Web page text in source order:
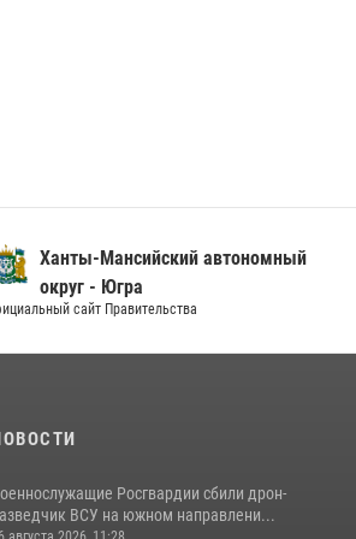
Ханты-Мансийский автономный
округ - Югра
сайт Правительства
Росгвардии сбили дрон-
ВСУ на южном направлени...